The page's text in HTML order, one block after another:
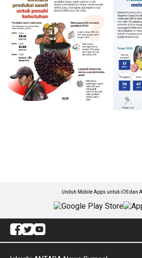
Unduh Mobile Apps untuk iOS dan